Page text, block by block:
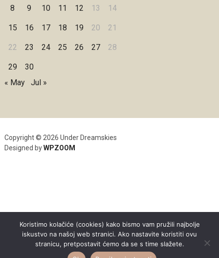
8 9 10 11 12 13 14
15 16 17 18 19 20 21
22 23 24 25 26 27 28
29
30
« May
Jul »
Copyright © 2026 Under Dreamskies
Designed byWPZOOM
Koristimo kolačiće (cookies) kako bismo vam pružili najbolje
iskustvo na našoj web stranici. Ako nastavite koristiti ovu
stranicu, pretpostavit ćemo da se s time slažete.